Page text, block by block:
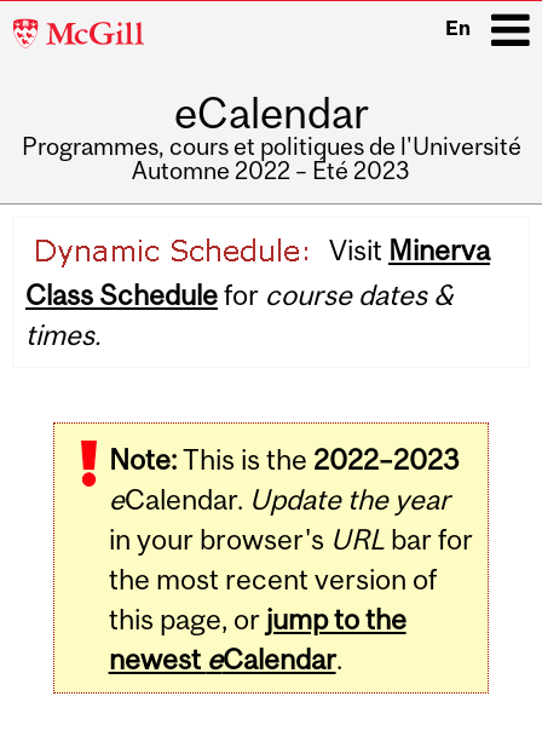
McGill
En
eCalendar
Programmes, cours et politiques de l'Université
Automne 2022 – Été 2023
navigation
Visit Minerva
Class Schedulefor course dates &
times.
Note:This is the 2022–2023
eCalendar. Update the year
in your browser's URLbar for
the most recent version of
this page, or jump to the
newest eCalendar.